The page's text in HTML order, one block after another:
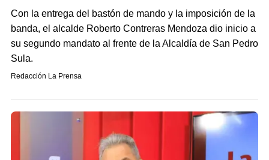
Con la entrega del bastón de mando y la imposición de la
banda, el alcalde Roberto Contreras Mendoza dio inicio a
su segundo mandato al frente de la Alcaldía de San Pedro
Sula.
Redacción La Prensa